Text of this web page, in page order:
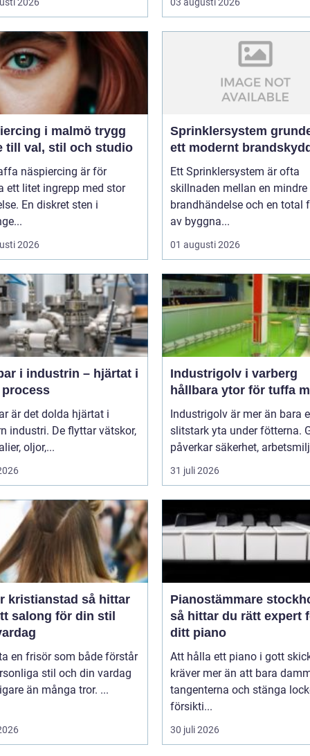
i malmö trygg
till val, stil och studio
näspiercing är för
ett litet ingrepp med stor
En diskret sten i
2026
Sprinklersystem grunden i
ett modernt
Ett Sprinklersystem är ofta
skillnaden mellan en mindre
brandhändelse och en total
av byggna...
01 augusti 2026
i industrin – hjärtat i
är det dolda hjärtat i
industri. De flyttar vätskor,
oljor,...
Industrigolv i varberg
hållbara ytor för tuffa
Industrigolv är mer än bara
slitstark yta under fötterna.
påverkar säkerhet,
31 juli 2026
så hittar
salong för din stil
en frisör som både förstår
stil och din vardag
än många tror. ...
Pianostämmare
så hittar du rätt expert
ditt piano
Att hålla ett piano i gott
kräver mer än att bara
tangenterna och stänga
försikti...
30 juli 2026